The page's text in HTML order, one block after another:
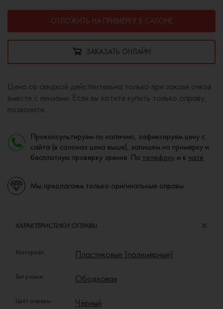
ОТЛОЖИТЬ НА ПРИМЕРКУ В САЛОНЕ
ЗАКАЗАТЬ ОНЛАЙН
Цена со скидкой действительна только при заказе очков
вместе с линзами. Если вы хотите купить только оправу,
позвоните.
Проконсультируем по наличию, зафиксируем цену с
сайта (в салонах цена выше), запишем на примерку и
бесплатную проверку зрения. По телефону и в чате
Мы предлагаем только оригинальные оправы
ХАРАКТЕРИСТИКИ ОПРАВЫ
Материал: Пластиковые (полимерные)
Тип рамки: Ободковая
Цвет оправы: Чёрный